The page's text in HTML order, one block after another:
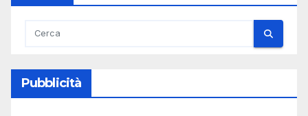
Pubblicità